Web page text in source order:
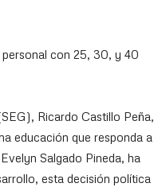
con 25, 30, y 40
Ricardo Castillo Peña,
educación que responda a
Salgado Pineda, ha
esta decisión política